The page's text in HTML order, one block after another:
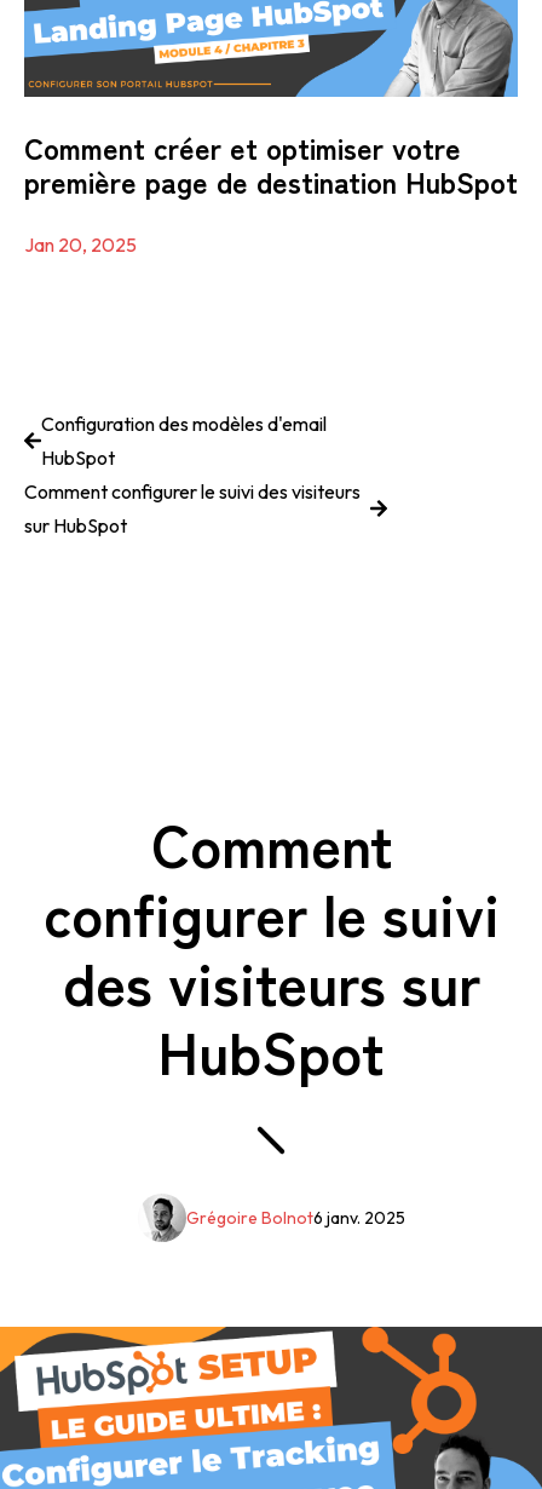
Comment créer et optimiser votre
première page de destination HubSpot
Jan 20, 2025
Configuration des modèles d'email
HubSpot
Comment configurer le suivi des visiteurs
sur HubSpot
Comment
configurer le suivi
des visiteurs sur
HubSpot
6 janv. 2025
Grégoire Bolnot